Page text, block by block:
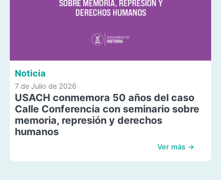
Noticia
7 de Julio de 2026
USACH conmemora 50 años del caso
Calle Conferencia con seminario sobre
memoria, represión y derechos
humanos
Ver más →